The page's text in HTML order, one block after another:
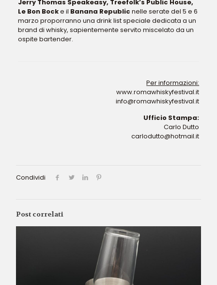
Jerry Thomas Speakeasy, Treefolk’s Public House,
Le Bon Bocke il Banana Republic nelle serate del 5 e 6
marzo proporranno una drink list speciale dedicata a un
brand di whisky, sapientemente servito miscelato da un
ospite bartender.
Per informazioni:
www.romawhiskyfestival.it
info@romawhiskyfestival.it
Ufficio Stampa:
Carlo Dutto
carlodutto@hotmail.it
Condividi
Post correlati